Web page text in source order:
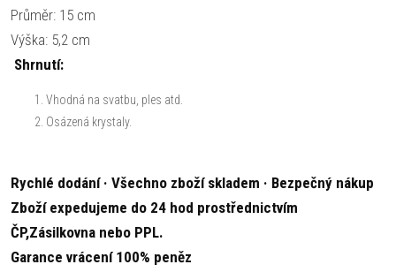
Průměr: 15 cm
Výška: 5,2 cm
Shrnutí:
Vhodná na svatbu, ples atd.
Osázená krystaly.
Rychlé dodání · Všechno zboží skladem · Bezpečný nákup
Zboží expedujeme do 24 hod prostřednictvím
ČP,Zásilkovna nebo PPL.
Garance vrácení 100% peněz